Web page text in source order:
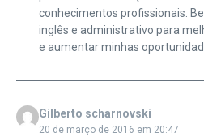
conhecimentos profissionais.
inglês e administrativo para
e aumentar minhas
Gilberto scharnovski
20 de março de 2016 em 20:47